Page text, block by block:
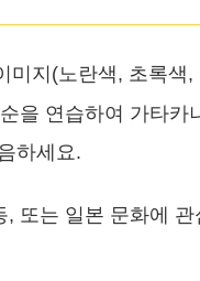
미지(노란색, 초록색
을 연습하여 가타
하세요.
또는 일본 문화에